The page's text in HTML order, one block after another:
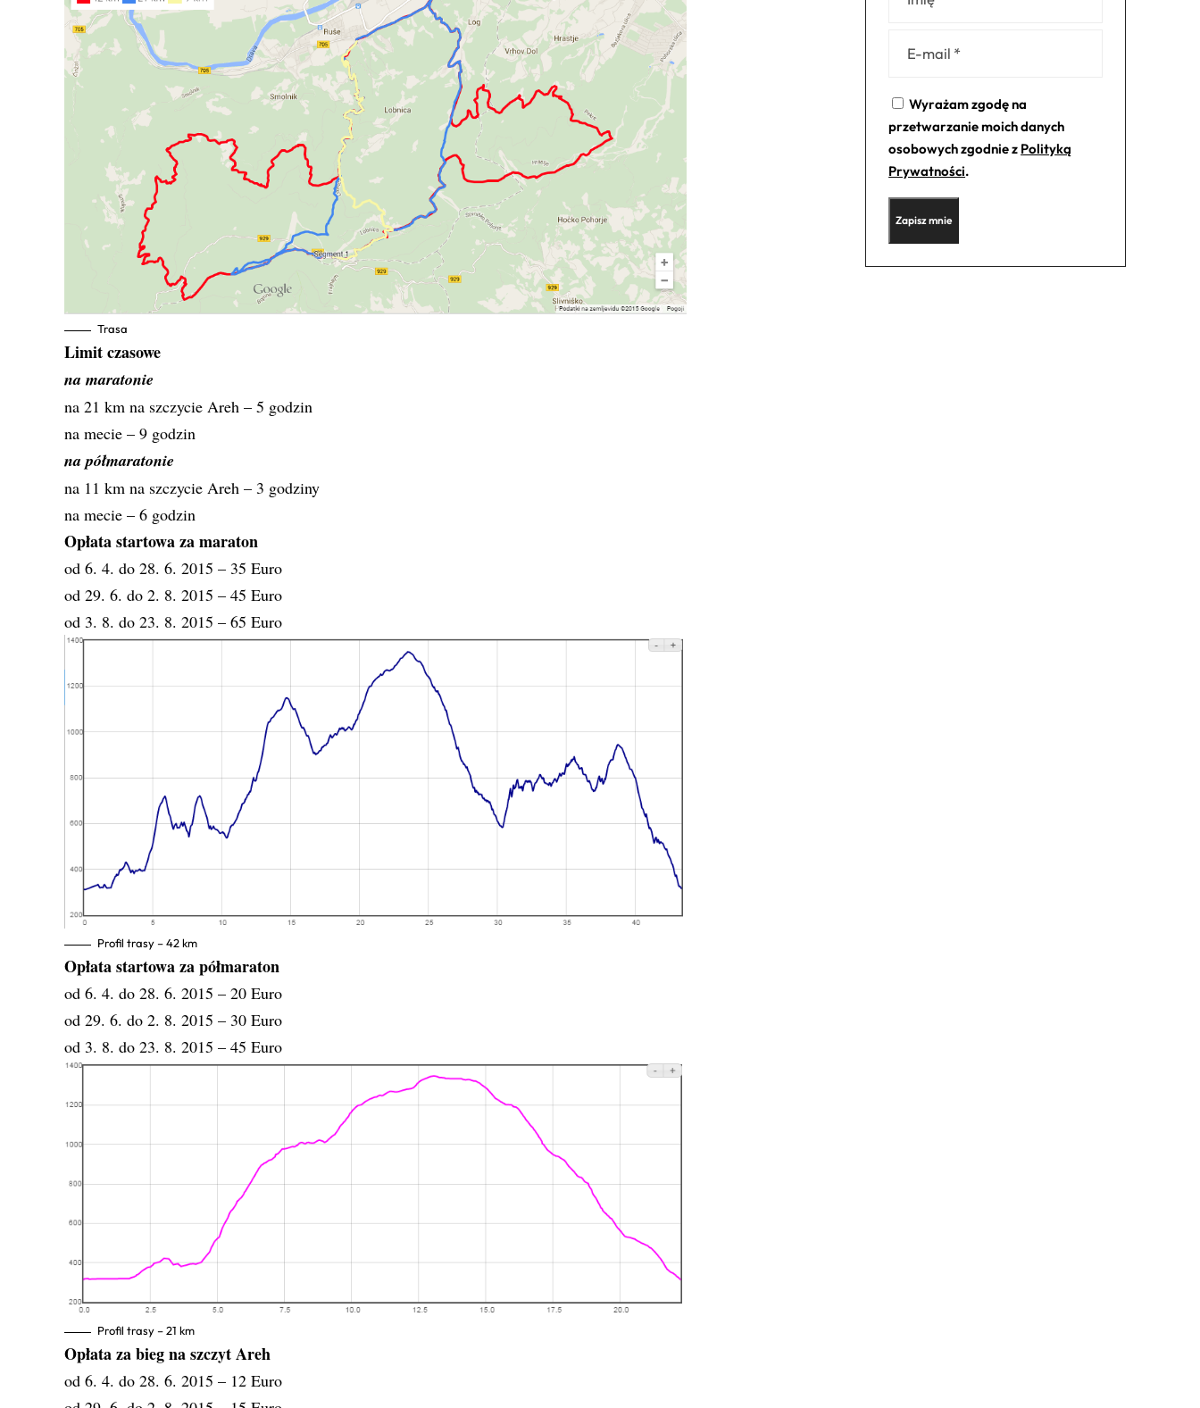
Trasa
Limit czasowe
na maratonie
na 21 km na szczycie Areh – 5 godzin
na mecie – 9 godzin
na półmaratonie
na 11 km na szczycie Areh – 3 godziny
na mecie – 6 godzin
Opłata startowa za maraton
od 6. 4. do 28. 6. 2015 – 35 Euro
od 29. 6. do 2. 8. 2015 – 45 Euro
od 3. 8. do 23. 8. 2015 – 65 Euro
Profil trasy – 42 km
Opłata startowa za półmaraton
od 6. 4. do 28. 6. 2015 – 20 Euro
od 29. 6. do 2. 8. 2015 – 30 Euro
od 3. 8. do 23. 8. 2015 – 45 Euro
Profil trasy – 21 km
Opłata za bieg na szczyt Areh
od 6. 4. do 28. 6. 2015 – 12 Euro
Wyrażam zgodę na
przetwarzanie moich danych
osobowych zgodnie z Polityką
Prywatności.